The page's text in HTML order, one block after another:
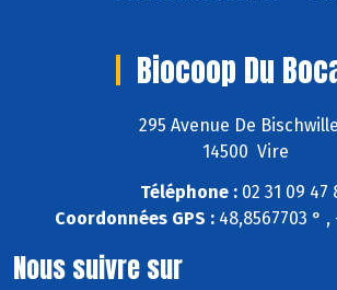
Biocoop Du
295 Avenue De
14500 Vire
Téléphone :02 31 09 47
Coordonnées GPS :48,8567703 ° ,
Nous suivre sur